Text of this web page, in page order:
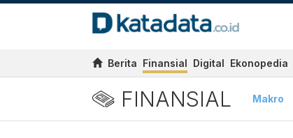
Berita Finansial Digital Ekonopedia
FINANSIAL Makro